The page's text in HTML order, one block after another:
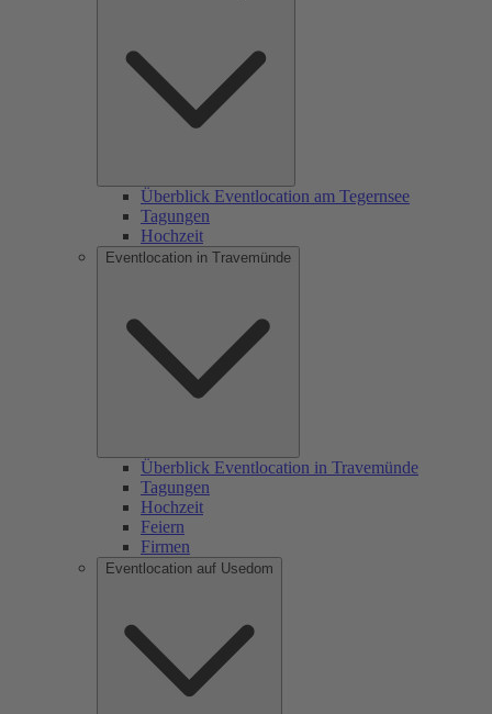
Überblick Eventlocation am Tegernsee
Tagungen
Hochzeit
Eventlocation in Travemünde
Überblick Eventlocation in Travemünde
Tagungen
Hochzeit
Feiern
Firmen
Eventlocation auf Usedom